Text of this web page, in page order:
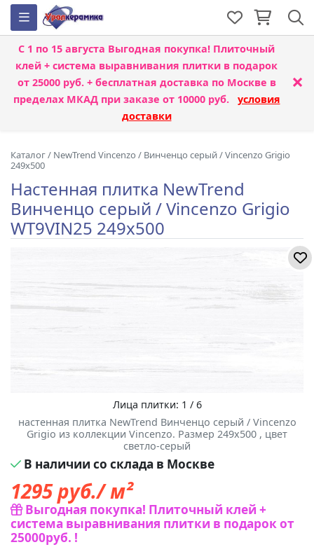
С 1 по 15 августа Выгодная покупка! Плиточный
клей + система выравнивания плитки в подарок
от 25000 руб. + бесплатная доставка по Москве в
пределах МКАД при заказе от 10000 руб. условия
доставки
×
Каталог/ NewTrend Vincenzo / Винченцо серый / Vincenzo Grigio
249x500
Настенная плитка NewTrend
Винченцо серый / Vincenzo Grigio
WT9VIN25 249x500
Лица плитки: 1 / 6
настенная плитка NewTrend Винченцо серый / Vincenzo
Grigio из коллекции Vincenzo. Размер 249x500 , цвет
светло-серый
В наличии со склада в Москве
1295руб./ м²
Выгодная покупка! Плиточный клей +
система выравнивания плитки в подарок от
25000руб. !